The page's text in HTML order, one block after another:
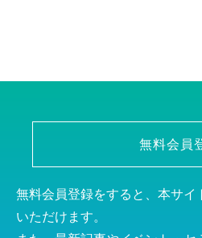
無料会員
無料会員登録をすると、本サイ
いただけます。